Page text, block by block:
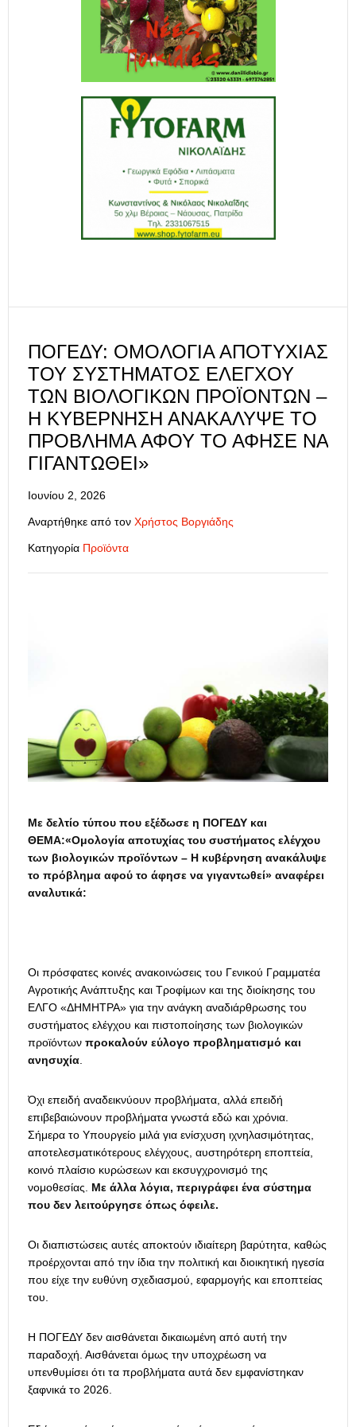
ΠΟΓΕΔΥ: ΟΜΟΛΟΓΊΑ ΑΠΟΤΥΧΊΑΣ
ΤΟΥ ΣΥΣΤΉΜΑΤΟΣ ΕΛΈΓΧΟΥ
ΤΩΝ ΒΙΟΛΟΓΙΚΏΝ ΠΡΟΪΌΝΤΩΝ –
Η ΚΥΒΈΡΝΗΣΗ ΑΝΑΚΆΛΥΨΕ ΤΟ
ΠΡΌΒΛΗΜΑ ΑΦΟΎ ΤΟ ΆΦΗΣΕ ΝΑ
ΓΙΓΑΝΤΩΘΕΊ»
Ιουνίου 2, 2026
Αναρτήθηκε από τον Χρήστος Βοργιάδης
Κατηγορία Προϊόντα
Με δελτίο τύπου που εξέδωσε η ΠΟΓΕΔΥ και
ΘΕΜΑ:«Ομολογία αποτυχίας του συστήματος ελέγχου
των βιολογικών προϊόντων – Η κυβέρνηση ανακάλυψε
το πρόβλημα αφού το άφησε να γιγαντωθεί» αναφέρει
αναλυτικά:
Οι πρόσφατες κοινές ανακοινώσεις του Γενικού Γραμματέα
Αγροτικής Ανάπτυξης και Τροφίμων και της διοίκησης του
ΕΛΓΟ «ΔΗΜΗΤΡΑ» για την ανάγκη αναδιάρθρωσης του
συστήματος ελέγχου και πιστοποίησης των βιολογικών
προϊόντων προκαλούν εύλογο προβληματισμό και
ανησυχία.
Όχι επειδή αναδεικνύουν προβλήματα, αλλά επειδή
επιβεβαιώνουν προβλήματα γνωστά εδώ και χρόνια.
Σήμερα το Υπουργείο μιλά για ενίσχυση ιχνηλασιμότητας,
αποτελεσματικότερους ελέγχους, αυστηρότερη εποπτεία,
κοινό πλαίσιο κυρώσεων και εκσυγχρονισμό της
νομοθεσίας. Με άλλα λόγια, περιγράφει ένα σύστημα
που δεν λειτούργησε όπως όφειλε.
Οι διαπιστώσεις αυτές αποκτούν ιδιαίτερη βαρύτητα, καθώς
προέρχονται από την ίδια την πολιτική και διοικητική ηγεσία
που είχε την ευθύνη σχεδιασμού, εφαρμογής και εποπτείας
του.
Η ΠΟΓΕΔΥ δεν αισθάνεται δικαιωμένη από αυτή την
παραδοχή. Αισθάνεται όμως την υποχρέωση να
υπενθυμίσει ότι τα προβλήματα αυτά δεν εμφανίστηκαν
ξαφνικά το 2026.